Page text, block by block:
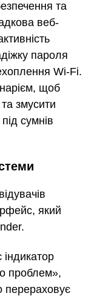
та
веб-
пароля
Wi-Fi.
щоб
змусити
сумнів
який
проблем»,
перераховує